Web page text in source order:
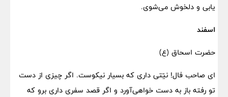
یابی و دلخوش می‌شوی.
اسفند
حضرت اسحاق (ع)
ای صاحب فال! نیّتی داری که بسیار نیکوست. اگر چیزی از دست
تو رفته باز به دست خواهی‌آورد و اگر قصد سفری داری برو که